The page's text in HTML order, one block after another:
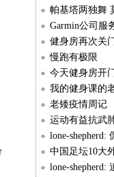
帕基塔两独舞
Garmin公司服
健身房再次关
慢跑有极限
今天健身房开
我的健身课的
老矮疫情周记
运动有益抗武
lone-shepherd:
中国足坛10大
lone-shepherd: